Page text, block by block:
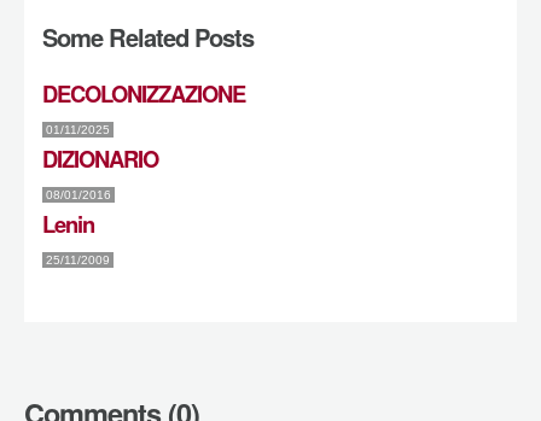
Some Related Posts
DECOLONIZZAZIONE
01/11/2025
DIZIONARIO
08/01/2016
Lenin
25/11/2009